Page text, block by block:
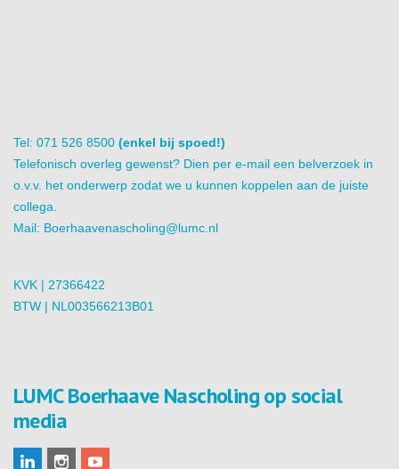
Tel: 071 526 8500 (enkel bij spoed!)
Telefonisch overleg gewenst? Dien per e-mail een belverzoek in
o.v.v. het onderwerp zodat we u kunnen koppelen aan de juiste
collega.
Mail: Boerhaavenascholing@lumc.nl
KVK | 27366422
BTW | NL003566213B01
LUMC Boerhaave Nascholing op social
media